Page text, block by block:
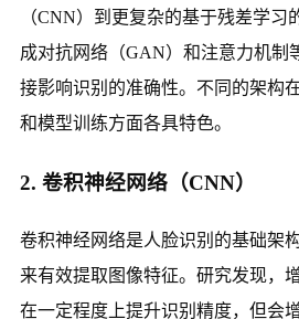
（CNN）到更复杂的基于残差学习
成对抗网络（GAN）和注意力机制
接影响识别的准确性。不同的架构
和模型训练方面各具特色。
2. 卷积神经网络（CNN）
卷积神经网络是人脸识别的基础架
来有效提取图像特征。研究发现，
在一定程度上提升识别精度，但会